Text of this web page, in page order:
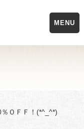
ＯＦＦ！(*^_^*)
MENU